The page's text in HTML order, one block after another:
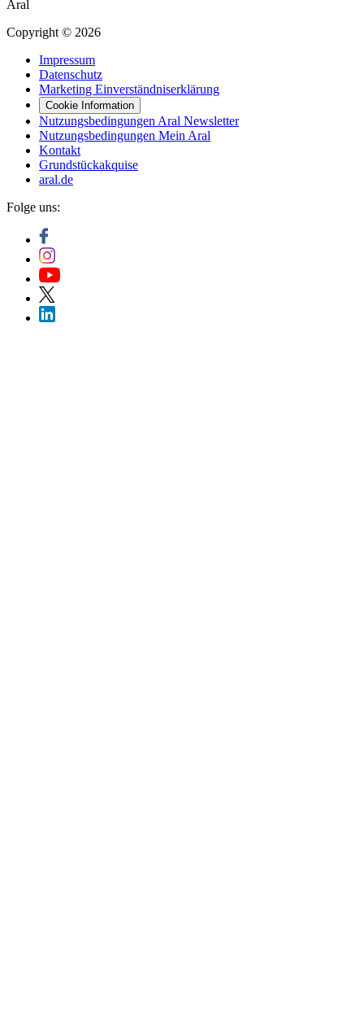
Aral
Copyright © 2026
Impressum
Datenschutz
Marketing Einverständniserklärung
Cookie Information
Nutzungsbedingungen Aral Newsletter
Nutzungsbedingungen Mein Aral
Kontakt
Grundstückakquise
aral.de
Folge uns: